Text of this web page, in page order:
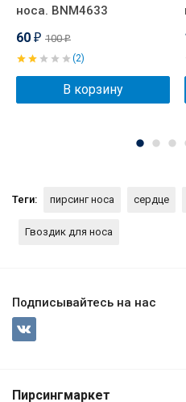
носа. BNM4633
60 ₽ 100₽
(2)
В корзину
Теги: пирсинг носа сердце
Гвоздик для носа
Подписывайтесь на нас
Пирсингмаркет